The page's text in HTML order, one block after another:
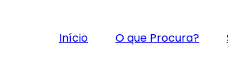
Início O que Procura?